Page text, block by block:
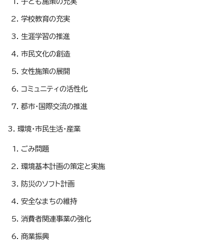
学校教育の充実
生涯学習の推進
市民文化の創造
女性施策の展開
コミュニティの活性化
都市・国際交流の推進
3. 環境・市民生活・産業
ごみ問題
環境基本計画の策定と実施
防災のソフト計画
安全なまちの維持
消費者関連事業の強化
商業振興